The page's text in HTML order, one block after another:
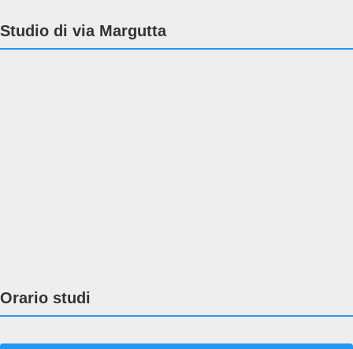
Studio di via Margutta
Orario studi